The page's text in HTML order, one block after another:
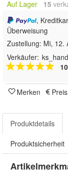
Auf Lager 15
,
Überweisung
Zustellung: Mi, 12.
Verkäufer:
Merken
Produktdetails
Produktsicherheit